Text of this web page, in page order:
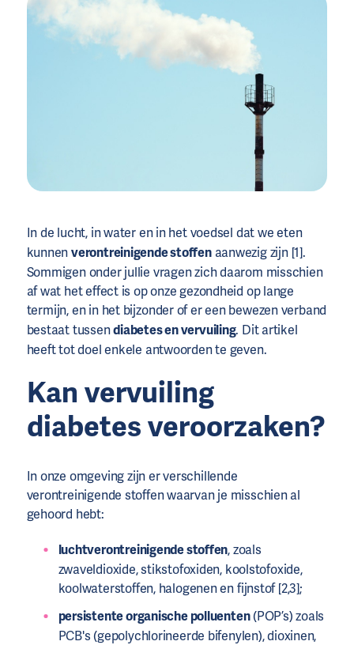
In de lucht, in water en in het voedsel dat we eten
kunnenverontreinigende stoffenaanwezig zijn [1].
Sommigen onder jullie vragen zich daarom misschien
af wat het effect is op onze gezondheid op lange
termijn, en in het bijzonder of er een bewezen verband
bestaat tussendiabetes en vervuiling. Dit artikel
heeft tot doel enkele antwoorden te geven.
Kan vervuiling
diabetes veroorzaken?
In onze omgeving zijn er verschillende
verontreinigende stoffen waarvan je misschien al
gehoord hebt:
luchtverontreinigende stoffen, zoals
zwaveldioxide, stikstofoxiden, koolstofoxide,
koolwaterstoffen, halogenen en fijnstof [2,3];
persistente organische polluenten(POP’s) zoals
PCB's (gepolychlorineerde bifenylen), dioxinen,